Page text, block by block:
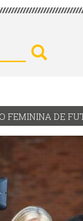
Buscar
FEMININA DE